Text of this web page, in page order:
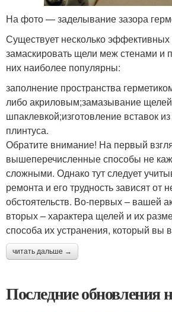
На фото — заделывание зазора
Существует несколько эффективных
замаскировать щели меж стенами и
них наиболее популярны:
заполнение пространства
либо акриловым;замазывание щелей
шпаклевкой;изготовление вставок
плинтуса.
Обратите внимание! На первый
вышеперечисленные способы не
сложными. Однако тут следует
ремонта и его трудность зависят от
обстоятельств. Во-первых – вашей
вторых – характера щелей и их
способа их устранения, который вы
читать дальше →
Последние обновления